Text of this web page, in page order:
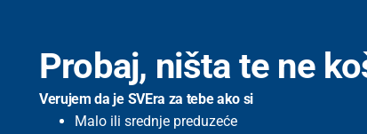
Probaj, ništa te ne
Verujem da je SVEra za tebe ako si
Malo ili srednje preduzeće